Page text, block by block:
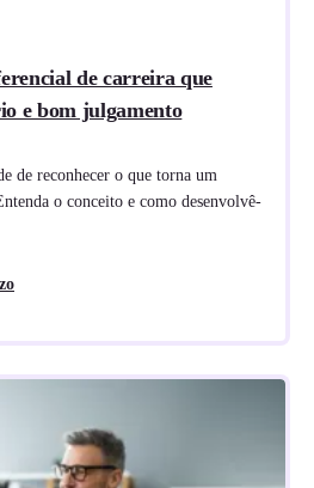
de carreira que
e bom julgamento
de reconhecer o que torna um
o conceito e como desenvolvê-